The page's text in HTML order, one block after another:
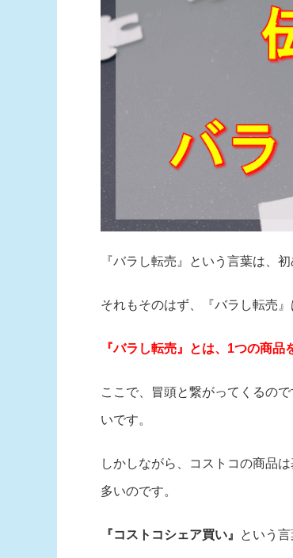
『バラし転売』という言葉は、
それもそのはず、『バラし転売
『バラし転売』とは、1つの商
ここで、冒頭と繋がってくるの
いです。
しかしながら、コストコの商品
多いのです。
『コストコシェア買い』 という